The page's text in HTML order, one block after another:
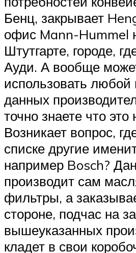
Бенц, закрывает
офис Mann-Hummel
Штутгарте, городе,
Ауди. А вообще
использовать любой
данных
точно знаете что это
Возникает вопрос,
списке другие
например Bosch?
производит сам
фильтры, а
стороне, подчас на
вышеуказанных
кладет в свои